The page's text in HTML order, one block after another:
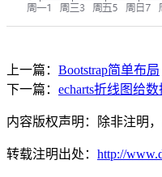
上一篇： Bootstrap简单布局
下一篇： echarts折线图给
内容版权声明：除非注明
转载注明出处： http://